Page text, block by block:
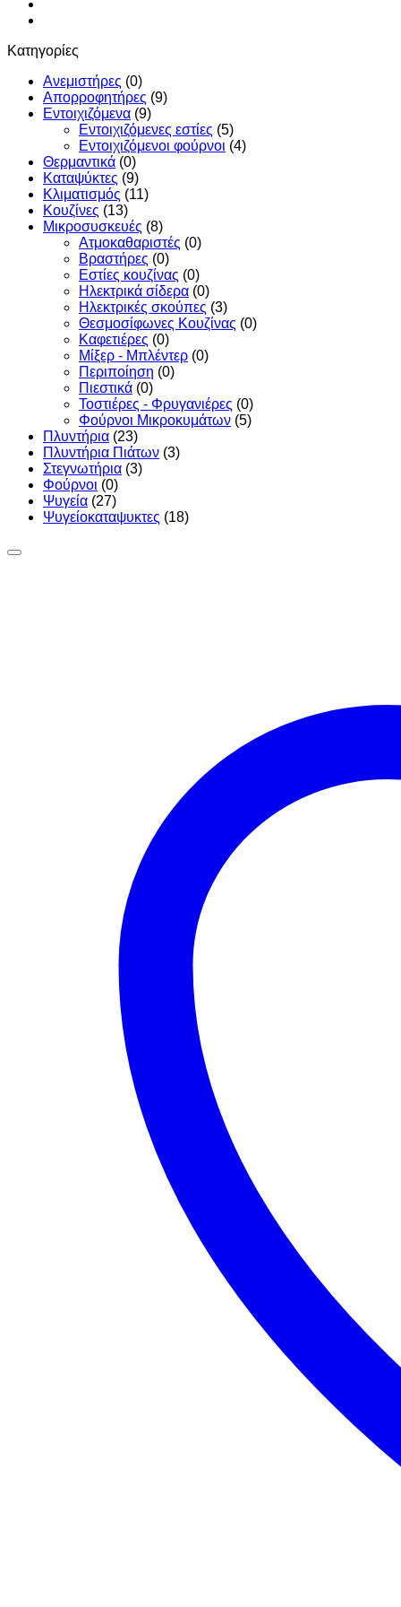
Κατηγορίες
Ανεμιστήρες (0)
Απορροφητήρες (9)
Εντoιχιζόμενα (9)
Εντοιχιζόμενες εστίες (5)
Εντοιχιζόμενοι φούρνοι (4)
Θερμαντικά (0)
Καταψύκτες (9)
Κλιματισμός (11)
Κουζίνες (13)
Μικροσυσκευές (8)
Ατμοκαθαριστές (0)
Βραστήρες (0)
Εστίες κουζίνας (0)
Ηλεκτρικά σίδερα (0)
Ηλεκτρικές σκούπες (3)
Θεσμοσίφωνες Κουζίνας (0)
Καφετιέρες (0)
Μίξερ - Μπλέντερ (0)
Περιποίηση (0)
Πιεστικά (0)
Τοστιέρες - Φρυγανιέρες (0)
Φούρνοι Μικροκυμάτων (5)
Πλυντήρια (23)
Πλυντήρια Πιάτων (3)
Στεγνωτήρια (3)
Φούρνοι (0)
Ψυγεία (27)
Ψυγείοκαταψυκτες (18)